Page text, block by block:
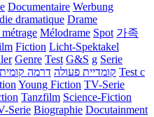
Documentaire Werbung
dramatique Drame
Mélodrame Spot 가족
Fiction Licht-Spektakel
Genre Test G&S g Serie
קומדיית פעולה דרמה קומית
Test c
Young Fiction TV-Serie
Tanzfilm Science-Fiction
Serie Biographie Docutainment